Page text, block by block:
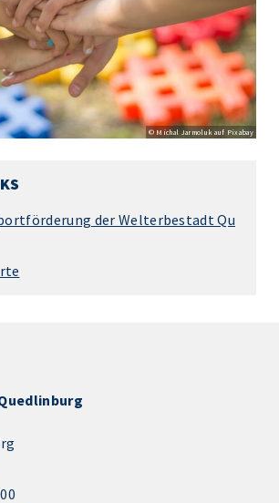
© Michal Jarmoluk auf Pixabay
der Welterbestadt Qu